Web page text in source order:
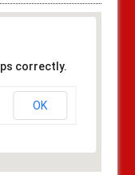
correctly.
OK